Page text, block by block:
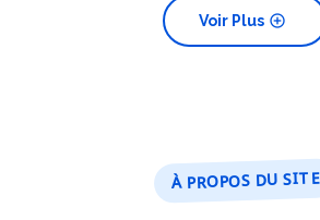
add_circle
Voir Plus
À PROPOS DU SITE